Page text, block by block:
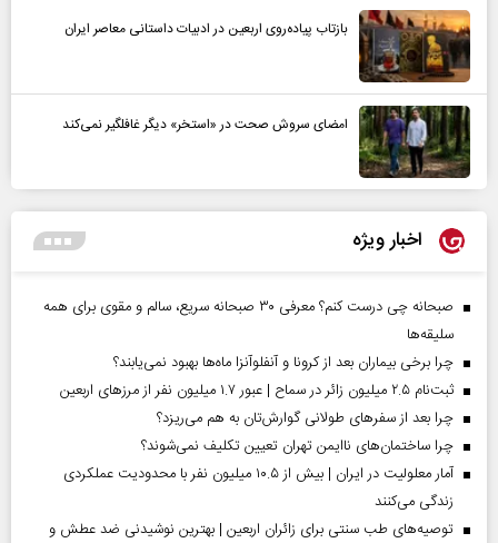
بازتاب پیاده‌روی اربعین در ادبیات داستانی معاصر ایران
امضای سروش صحت در «استخر» دیگر غافلگیر نمی‌کند
اخبار ویژه
صبحانه چی درست کنم؟ معرفی ۳۰ صبحانه سریع، سالم و مقوی برای همه
سلیقه‌ها
چرا برخی بیماران بعد از کرونا و آنفلوآنزا ماه‌ها بهبود نمی‌یابند؟
ثبت‌نام ۲.۵ میلیون زائر در سماح | عبور ۱.۷ میلیون نفر از مرز‌های اربعین
چرا بعد از سفرهای طولانی گوارش‌تان به هم می‌ریزد؟
چرا ساختمان‌های ناایمن تهران تعیین تکلیف نمی‌شوند؟
آمار معلولیت در ایران | بیش از ۱۰.۵ میلیون نفر با محدودیت عملکردی
زندگی می‌کنند
توصیه‌های طب سنتی برای زائران اربعین | بهترین نوشیدنی ضد عطش و